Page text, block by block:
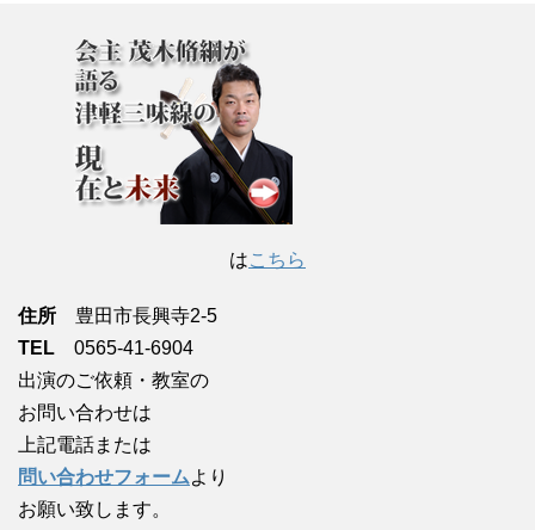
はこちら
住所 豊田市長興寺2-5
TEL 0565-41-6904
出演のご依頼・教室の
お問い合わせは
上記電話または
問い合わせフォームより
お願い致します。